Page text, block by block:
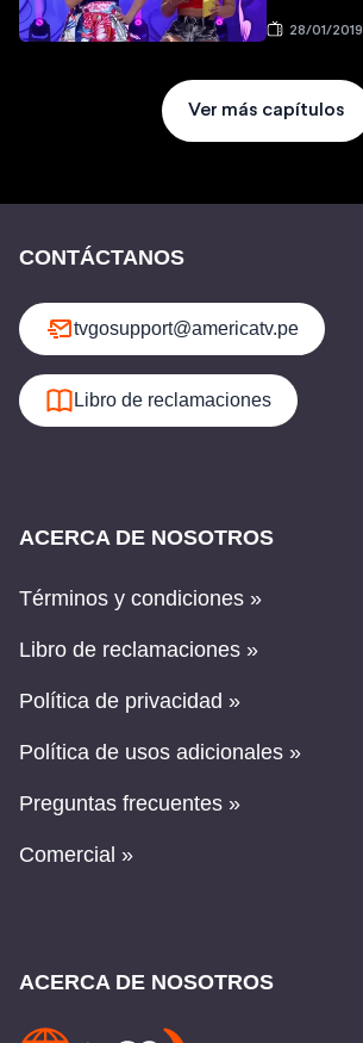
28/01/2019
Ver más capítulos
CONTÁCTANOS
tvgosupport@americatv.pe
Libro de reclamaciones
ACERCA DE NOSOTROS
Términos y condiciones »
Libro de reclamaciones »
Política de privacidad »
Política de usos adicionales »
Preguntas frecuentes »
Comercial »
ACERCA DE NOSOTROS